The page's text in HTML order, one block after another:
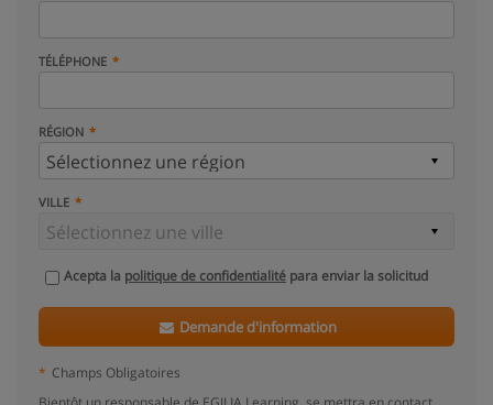
TÉLÉPHONE
RÉGION
VILLE
Acepta la politique de confidentialité para enviar la solicitud
Demande d'information
* Champs Obligatoires